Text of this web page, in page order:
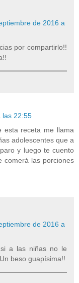
de 2016 a
por compartirlo!!
las 22:55
esta receta me llama
adolescentes que a
y luego te cuento
comerá las porciones
de 2016 a
a las niñas no le
beso guapísima!!